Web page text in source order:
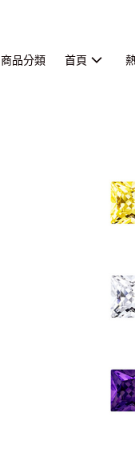
商品分類 首頁